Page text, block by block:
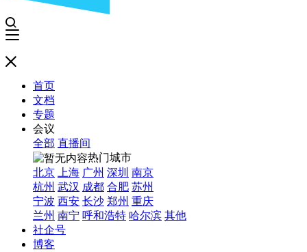
首页
文档
专题
会议
全部 直播间
热门城市
北京
上海 广州 深圳 南京
杭州 武汉 成都 合肥 苏州
宁波 西安 长沙 郑州 重庆
兰州 南宁 呼和浩特 哈尔滨 其他
社企号
博客